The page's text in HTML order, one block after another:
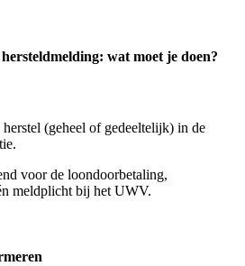
wat moet je doen?
(geheel of gedeeltelijk) in de
voor de loondoorbetaling,
n meldplicht bij het UWV.